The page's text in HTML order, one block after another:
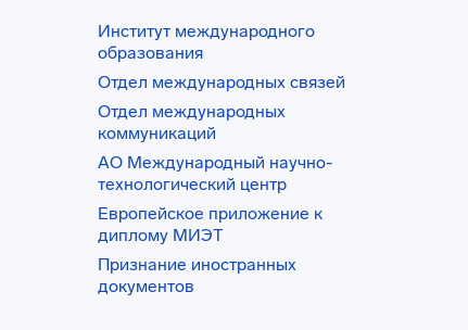
Институт международного
образования
Отдел международных связей
Отдел международных
коммуникаций
АО Международный научно-
технологический центр
Европейское приложение к
диплому МИЭТ
Признание иностранных
документов